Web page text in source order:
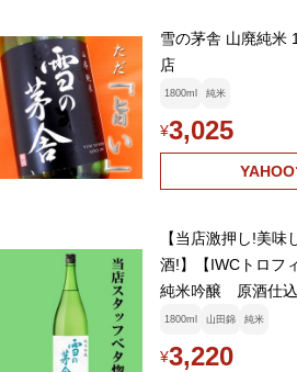
雪の茅舎 山廃純米
店
1800ml 純米
¥3,025
【当店激押し!美
酒!】【IWCトロ
純米吟醸 原酒仕
ち 精米歩合55%
1800ml 山田錦 純米
¥3,220